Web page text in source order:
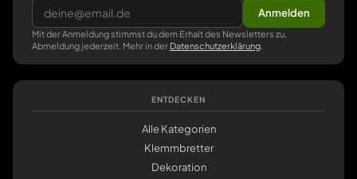
Anmelden
Mit der Anmeldung stimmst du dem Erhalt des Newsletters zu,
Abmeldung jederzeit. Mehr in der Datenschutzerklärung
ENTDECKEN
Alle Kategorien
Klemmbretter
Dekoration